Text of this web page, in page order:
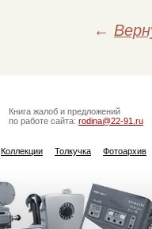
←
Книга жалоб и предложений
по работе сайта: rodina@22-91.ru
Коллекции Толкучка Фотоархив